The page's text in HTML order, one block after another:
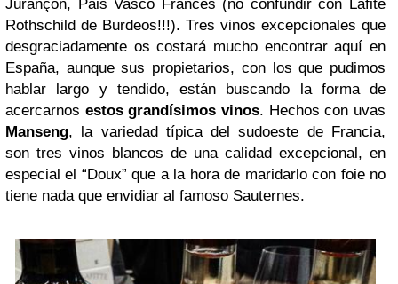
Jurançon, Pais Vasco Frances (no confundir con Lafite
Rothschild de Burdeos!!!). Tres vinos excepcionales que
desgraciadamente os costará mucho encontrar aquí en
España, aunque sus propietarios, con los que pudimos
hablar largo y tendido, están buscando la forma de
acercarnos estos grandísimos vinos. Hechos con uvas
Manseng, la variedad típica del sudoeste de Francia,
son tres vinos blancos de una calidad excepcional, en
especial el “Doux” que a la hora de maridarlo con foie no
tiene nada que envidiar al famoso Sauternes.